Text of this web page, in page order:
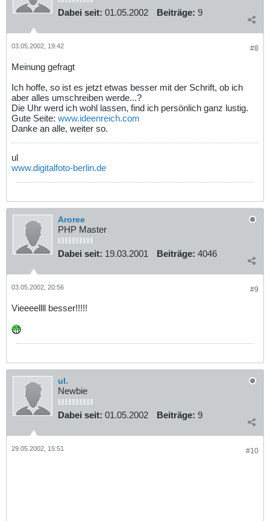
Dabei seit: 01.05.2002 Beiträge: 9
#8
03.05.2002, 19:42
Meinung gefragt
Ich hoffe, so ist es jetzt etwas besser mit der Schrift, ob ich
aber alles umschreiben werde...?
Die Uhr werd ich wohl lassen, find ich persönlich ganz lustig.
Gute Seite: www.ideenreich.com
Danke an alle, weiter so.
ul
www.digitalfoto-berlin.de
Aroree
PHP Master
Dabei seit: 19.03.2001 Beiträge: 4046
#9
03.05.2002, 20:56
Vieeeellll besser!!!!!
ul.
Newbie
Dabei seit: 01.05.2002 Beiträge: 9
#10
29.05.2002, 15:51